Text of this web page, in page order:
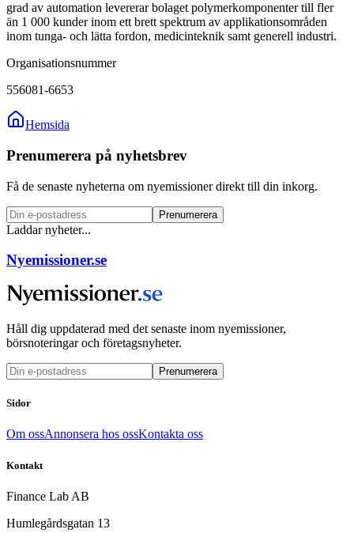
grad av automation levererar bolaget polymerkomponenter till fler
än 1 000 kunder inom ett brett spektrum av applikationsområden
inom tunga- och lätta fordon, medicinteknik samt generell industri.
Organisationsnummer
556081-6653
Hemsida
Prenumerera på nyhetsbrev
Få de senaste nyheterna om nyemissioner direkt till din inkorg.
Prenumerera
Laddar nyheter...
Nyemissioner.se
Håll dig uppdaterad med det senaste inom nyemissioner,
börsnoteringar och företagsnyheter.
Prenumerera
Sidor
Om ossAnnonsera hos ossKontakta oss
Kontakt
Finance Lab AB
Humlegårdsgatan 13